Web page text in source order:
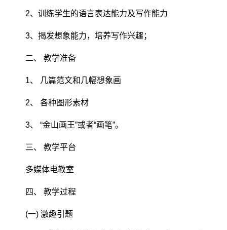
2、训练学生的语言表达能力及写作能力
3、揭发想象能力，培养写作兴趣；
二、 教学准备
1、 几篇范文和几幅想象画
2、 各种图形素材
3、 “金山画王”或者“画笔”。
三、 教学平台
多媒体电教室
四、 教学过程
(一) 激趣引题